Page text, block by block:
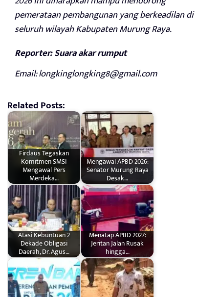
pemerataan pembangunan yang berkeadilan di
seluruh wilayah Kabupaten Murung Raya.
Reporter: Suara akar rumput
Email: longkinglongking8@gmail.com
Related Posts:
Firdaus Tegaskan
Komitmen SMSI
Mengawal Pers
Merdeka…
Mengawal APBD 2026:
Senator Murung Raya
Desak…
Atasi Kebuntuan 2
Dekade Obligasi
Daerah, Dr. Agus…
Menatap APBD 2027:
Jeritan Jalan Rusak
hingga…